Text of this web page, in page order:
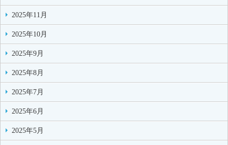
2025年11月
2025年10月
2025年9月
2025年8月
2025年7月
2025年6月
2025年5月